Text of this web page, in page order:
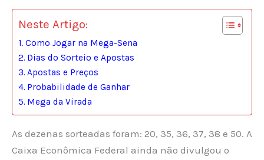
Neste Artigo:
Como Jogar na Mega-Sena
Dias do Sorteio e Apostas
Apostas e Preços
Probabilidade de Ganhar
Mega da Virada
As dezenas sorteadas foram: 20, 35, 36, 37, 38 e 50. A
Caixa Econômica Federal ainda não divulgou o